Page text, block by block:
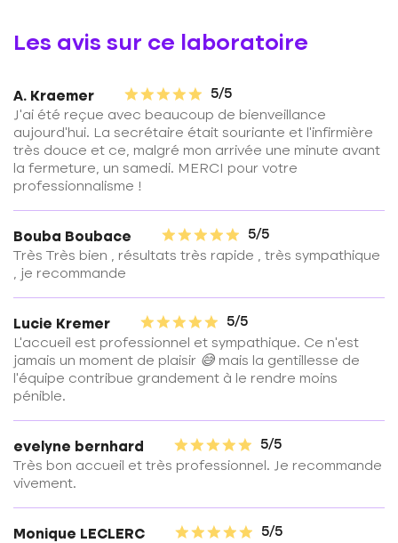
Les avis sur ce laboratoire
A. Kraemer
5/5
J'ai été reçue avec beaucoup de bienveillance
aujourd'hui. La secrétaire était souriante et l'infirmière
très douce et ce, malgré mon arrivée une minute avant
la fermeture, un samedi. MERCI pour votre
professionnalisme !
Bouba Boubace
5/5
Très Très bien , résultats très rapide , très sympathique
, je recommande
Lucie Kremer
5/5
L'accueil est professionnel et sympathique. Ce n'est
jamais un moment de plaisir 😅 mais la gentillesse de
l'équipe contribue grandement à le rendre moins
pénible.
evelyne bernhard
5/5
Très bon accueil et très professionnel. Je recommande
vivement.
Monique LECLERC
5/5